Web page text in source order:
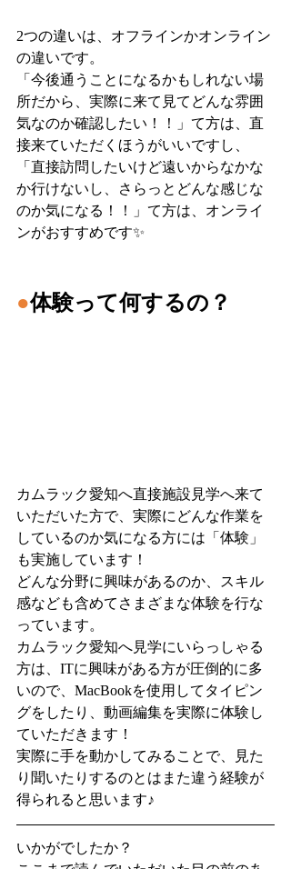
2つの違いは、オフラインかオンライン
の違いです。
「今後通うことになるかもしれない場
所だから、実際に来て見てどんな雰囲
気なのか確認したい！！」て方は、直
接来ていただくほうがいいですし、
「直接訪問したいけど遠いからなかな
か行けないし、さらっとどんな感じな
のか気になる！！」て方は、オンライ
ンがおすすめです✨
●体験って何するの？
カムラック愛知へ直接施設見学へ来て
いただいた方で、実際にどんな作業を
しているのか気になる方には「体験」
も実施しています！
どんな分野に興味があるのか、スキル
感なども含めてさまざまな体験を行な
っています。
カムラック愛知へ見学にいらっしゃる
方は、ITに興味がある方が圧倒的に多
いので、MacBookを使用してタイピン
グをしたり、動画編集を実際に体験し
ていただきます！
実際に手を動かしてみることで、見た
り聞いたりするのとはまた違う経験が
得られると思います♪
いかがでしたか？